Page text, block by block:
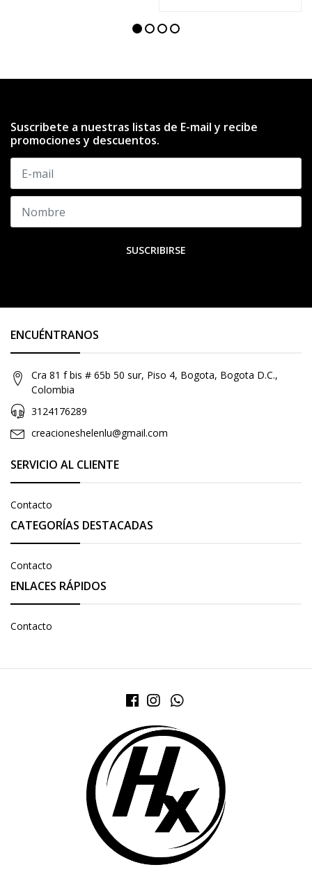
Suscribete a nuestras listas de E-mail y recibe
promociones y descuentos.
SUSCRIBIRSE
ENCUÉNTRANOS
Cra 81 f bis # 65b 50 sur, Piso 4, Bogota, Bogota D.C.,
Colombia
3124176289
creacioneshelenlu@gmail.com
SERVICIO AL CLIENTE
Contacto
CATEGORÍAS DESTACADAS
Contacto
ENLACES RÁPIDOS
Contacto